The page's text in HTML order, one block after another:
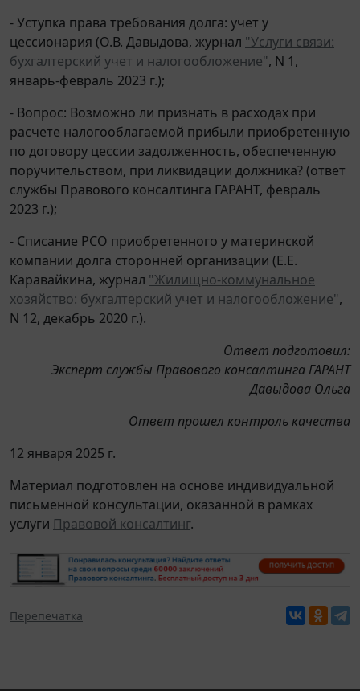
- Уступка права требования долга: учет у
цессионария (О.В. Давыдова, журнал "Услуги связи:
бухгалтерский учет и налогообложение", N 1,
январь-февраль 2023 г.);
- Вопрос: Возможно ли признать в расходах при
расчете налогооблагаемой прибыли приобретенную
по договору цессии задолженность, обеспеченную
поручительством, при ликвидации должника? (ответ
службы Правового консалтинга ГАРАНТ, февраль
2023 г.);
- Списание РСО приобретенного у материнской
компании долга сторонней организации (Е.Е.
Каравайкина, журнал "Жилищно-коммунальное
хозяйство: бухгалтерский учет и налогообложение",
N 12, декабрь 2020 г.).
Ответ подготовил:
Эксперт службы Правового консалтинга ГАРАНТ
Давыдова Ольга
Ответ прошел контроль качества
12 января 2025 г.
Материал подготовлен на основе индивидуальной
письменной консультации, оказанной в рамках
услуги Правовой консалтинг.
Перепечатка